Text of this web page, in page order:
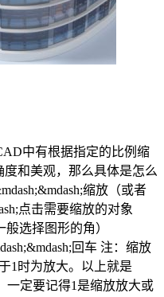
中有根据指定的比例缩
和美观，那么具体是怎么
缩放（或者
点击需要缩放的对象
般选择图形的角）
回车 注：缩放
1时为放大。以上就是
一定要记得1是缩放放大或